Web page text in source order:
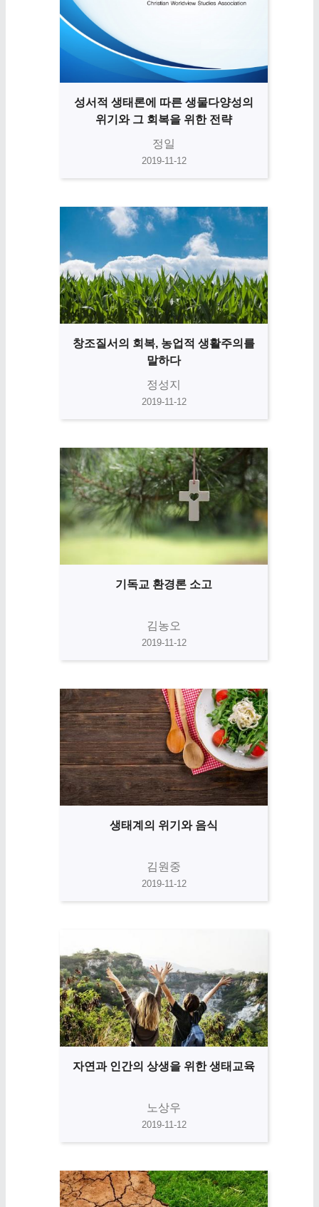
성서적 생태론에 따른 생물다양성의
위기와 그 회복을 위한 전략
정일
2019-11-12
창조질서의 회복, 농업적 생활주의를
말하다
정성지
2019-11-12
기독교 환경론 소고
김농오
2019-11-12
생태계의 위기와 음식
김원중
2019-11-12
자연과 인간의 상생을 위한 생태교육
노상우
2019-11-12